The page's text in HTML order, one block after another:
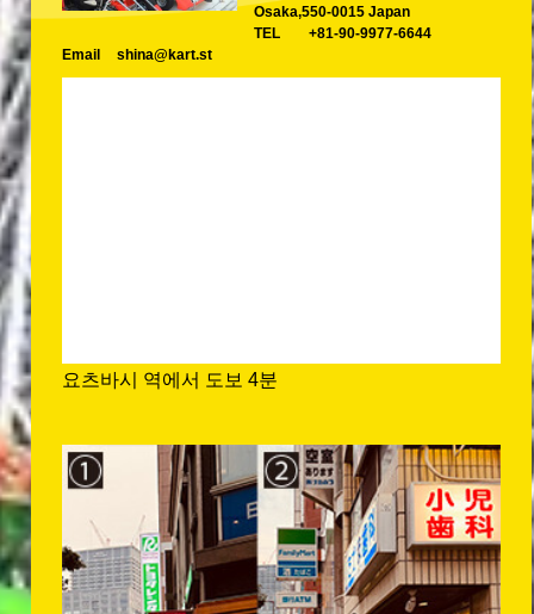
도쿄 아키하바라#2 도쿄 시부야
도쿄 시부야 애넥스
Osaka,550-0015 Japan
TEL
+81-90-9977-6644
Email
shina@kart.st
요츠바시 역에서 도보 4분